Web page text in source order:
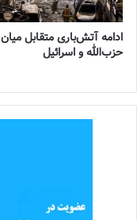
ادامه آتش‌باری متقابل میان
حزب‌الله و اسرائیل